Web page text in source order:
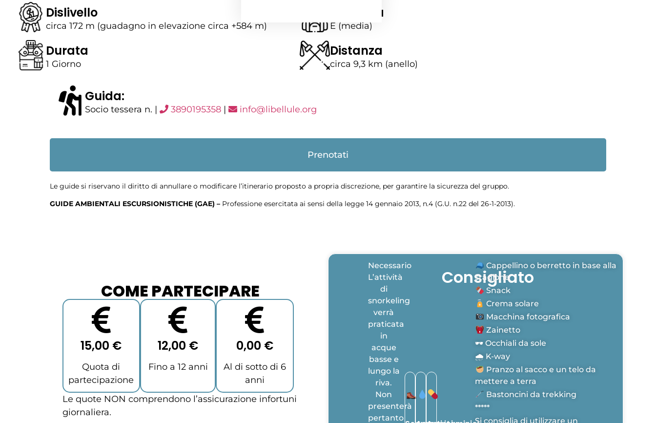
Dislivello
circa 172 m (guadagno in elevazione circa +584 m)
Difficoltà
E (media)
Durata
1 Giorno
Distanza
circa 9,3 km (anello)
Guida:
Socio tessera n. | 3890195358 | info@libellule.org
Prenotati
Le guide si riservano il diritto di annullare o modificare l’itinerario proposto a propria discrezione, per garantire la sicurezza del gruppo.
GUIDE AMBIENTALI ESCURSIONISTICHE (GAE) – Professione esercitata ai sensi della legge 14 gennaio 2013, n.4 (G.U. n.22 del 26-1-2013).
COME PARTECIPARE
15,00 €
Quota di
partecipazione
12,00 €
Fino a 12 anni
0,00 €
Al di sotto di 6
anni
Le quote NON comprendono l’assicurazione infortuni
giornaliera.
Necessario
L’attività
di
snorkeling
verrà
praticata
in
acque
basse e
lungo la
riva.
Non
presenterà
pertanto
Consigliato
Cappellino o berretto in base alla
stagione
Snack
Crema solare
Macchina fotografica
Zainetto
🕶 Occhiali da sole
🌧 K-way
Pranzo al sacco e un telo da
mettere a terra
Bastoncini da trekking
*****
Si consiglia di utilizzare un